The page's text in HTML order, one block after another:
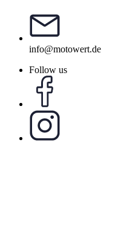
info@motowert.de
Follow us